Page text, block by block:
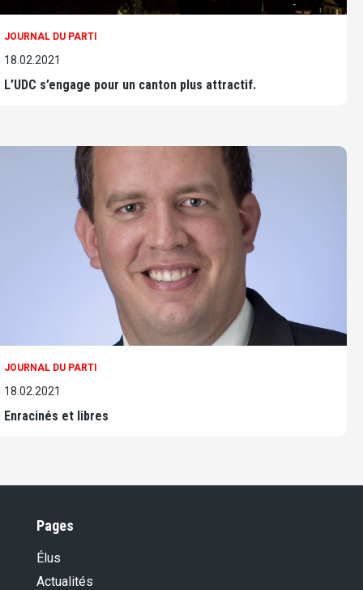
JOURNAL DU PARTI
18.02.2021
L’UDC s’engage pour un canton plus attractif.
JOURNAL DU PARTI
18.02.2021
Enracinés et libres
Pages
Élus
Actualités